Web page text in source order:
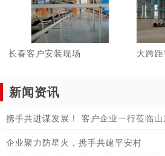
长春客户安装现场 大跨
新闻资讯
携手共进谋发展！ 客户企业一行莅临
企业聚力防星火，携手共建平安村